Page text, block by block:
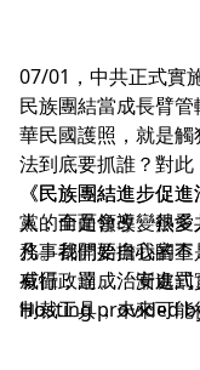
07/01，中共正式實
民族團結當成長臂
華民國護照，就是
法到底要抓誰？對此
《民族團結進步促
黨的全面領導、熱
務。我們要擔心的
有行政罰、治安處
制裁工具，未來可
《民族團結進步促
人，而是會改變很
凡事都開始自我審
威懾，達成「漸進式
--
Hosting provided